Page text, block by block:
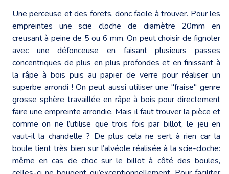
Une perceuse et des forets, donc facile à trouver. Pour les
empreintes une scie cloche de diamètre 20mm en
creusant à peine de 5 ou 6 mm. On peut choisir de fignoler
avec une défonceuse en faisant plusieurs passes
concentriques de plus en plus profondes et en finissant à
la râpe à bois puis au papier de verre pour réaliser un
superbe arrondi ! On peut aussi utiliser une "fraise" genre
grosse sphère travaillée en râpe à bois pour directement
faire une empreinte arrondie. Mais il faut trouver la pièce et
comme on ne l’utilise que trois fois par billot, le jeu en
vaut-il la chandelle ? De plus cela ne sert à rien car la
boule tient très bien sur l’alvéole réalisée à la scie-cloche:
même en cas de choc sur le billot à côté des boules,